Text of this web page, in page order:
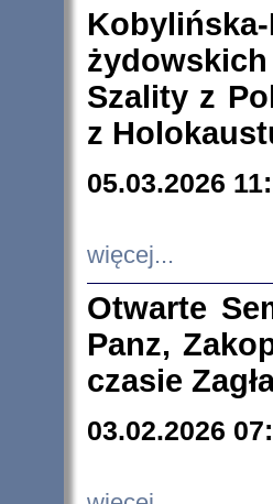
Szality z
z
05.03.2026
więcej...
Otwarte
Panz,
czasie
03.02.2026